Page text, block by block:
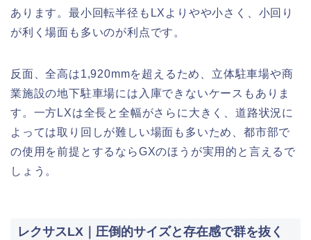
あります。最小回転半径もLXよりやや小さく、小回り
が利く場面も多いのが利点です。
反面、全高は1,920mmを超えるため、立体駐車場や商
業施設の地下駐車場には入庫できないケースもありま
す。一方LXは全長と全幅がさらに大きく、道路状況に
よっては取り回しが難しい場面も多いため、都市部で
の使用を前提とするならGXのほうが実用的と言えるで
しょう。
レクサスLX｜圧倒的サイズと存在感で群を抜く